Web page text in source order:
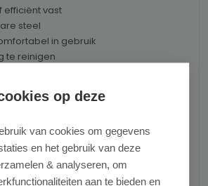
efficiënt vast
steel
in gebruik
te reinigen
83 cm
36 cm
uitgeschoven: 115 cm
op deze
van cookies om gegevens
en het gebruik van deze
& analyseren, om
aan te bieden en